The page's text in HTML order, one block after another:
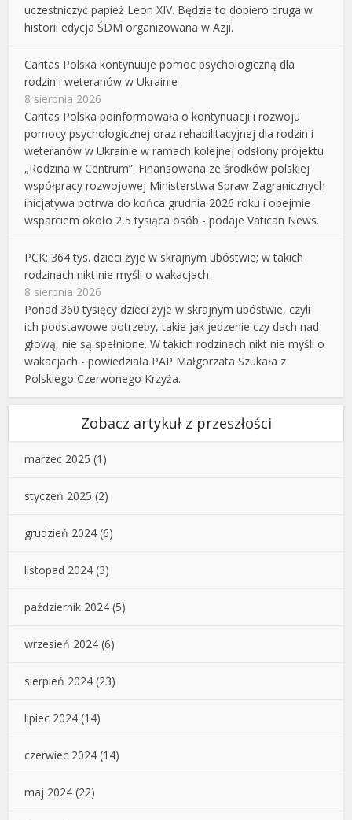
uczestniczyć papież Leon XIV. Będzie to dopiero druga w
historii edycja ŚDM organizowana w Azji.
Caritas Polska kontynuuje pomoc psychologiczną dla
rodzin i weteranów w Ukrainie
8 sierpnia 2026
Caritas Polska poinformowała o kontynuacji i rozwoju
pomocy psychologicznej oraz rehabilitacyjnej dla rodzin i
weteranów w Ukrainie w ramach kolejnej odsłony projektu
„Rodzina w Centrum”. Finansowana ze środków polskiej
współpracy rozwojowej Ministerstwa Spraw Zagranicznych
inicjatywa potrwa do końca grudnia 2026 roku i obejmie
wsparciem około 2,5 tysiąca osób - podaje Vatican News.
PCK: 364 tys. dzieci żyje w skrajnym ubóstwie; w takich
rodzinach nikt nie myśli o wakacjach
8 sierpnia 2026
Ponad 360 tysięcy dzieci żyje w skrajnym ubóstwie, czyli
ich podstawowe potrzeby, takie jak jedzenie czy dach nad
głową, nie są spełnione. W takich rodzinach nikt nie myśli o
wakacjach - powiedziała PAP Małgorzata Szukała z
Polskiego Czerwonego Krzyża.
Zobacz artykuł z przeszłości
marzec 2025 (1)
styczeń 2025 (2)
grudzień 2024 (6)
listopad 2024 (3)
październik 2024 (5)
wrzesień 2024 (6)
sierpień 2024 (23)
lipiec 2024 (14)
czerwiec 2024 (14)
maj 2024 (22)